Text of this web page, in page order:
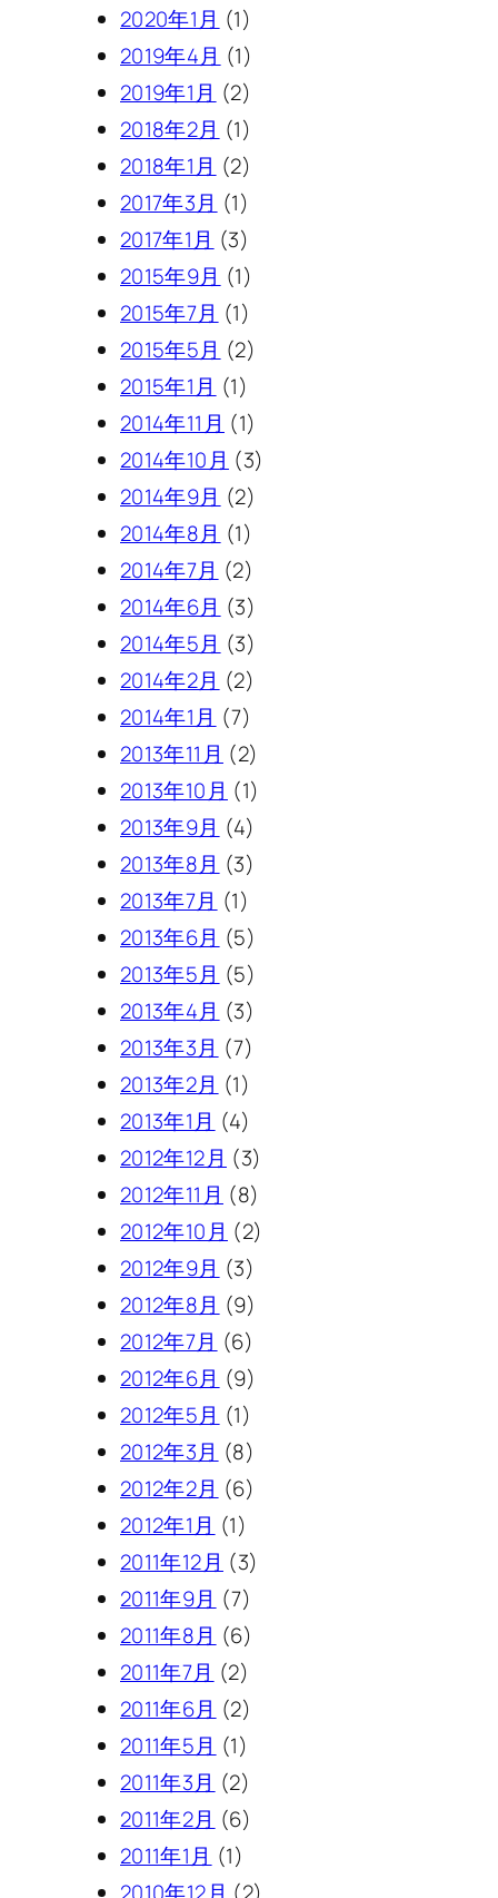
2020年1月 (1)
2019年4月 (1)
2019年1月 (2)
2018年2月 (1)
2018年1月 (2)
2017年3月 (1)
2017年1月 (3)
2015年9月 (1)
2015年7月 (1)
2015年5月 (2)
2015年1月 (1)
2014年11月 (1)
2014年10月 (3)
2014年9月 (2)
2014年8月 (1)
2014年7月 (2)
2014年6月 (3)
2014年5月 (3)
2014年2月 (2)
2014年1月 (7)
2013年11月 (2)
2013年10月 (1)
2013年9月 (4)
2013年8月 (3)
2013年7月 (1)
2013年6月 (5)
2013年5月 (5)
2013年4月 (3)
2013年3月 (7)
2013年2月 (1)
2013年1月 (4)
2012年12月 (3)
2012年11月 (8)
2012年10月 (2)
2012年9月 (3)
2012年8月 (9)
2012年7月 (6)
2012年6月 (9)
2012年5月 (1)
2012年3月 (8)
2012年2月 (6)
2012年1月 (1)
2011年12月 (3)
2011年9月 (7)
2011年8月 (6)
2011年7月 (2)
2011年6月 (2)
2011年5月 (1)
2011年3月 (2)
2011年2月 (6)
2011年1月 (1)